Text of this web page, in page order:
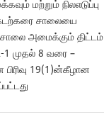
மற்றும் நிலஎடுப்பு
கடற்கரை சாலையை
அமைக்கும் திட்டம்
1 முதல் 8 வரை –
19(1)ன்கீழான